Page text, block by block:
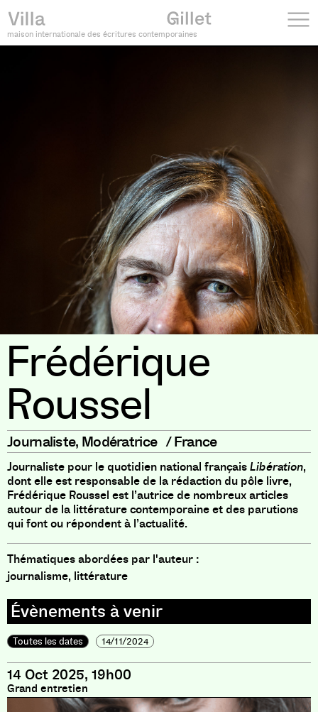
maison internationale des écritures contemporaines
Frédérique
Roussel
Journaliste, Modératrice /France
Journaliste pour le quotidien national françaisLibération,
dont elle est responsable de la rédaction du pôle livre,
Frédérique Roussel est l’autrice de nombreux articles
autour de la littérature contemporaine et des parutions
qui font ou répondent à l’actualité.
Thématiques abordées par l'auteur :
journalisme, littérature
Toutes les dates 14/11/2024
14 Oct 2025, 19h00
Grand entretien